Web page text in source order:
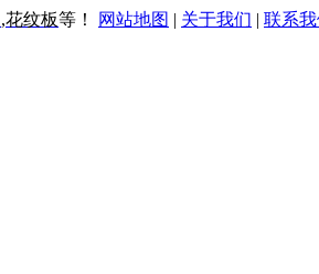
,花纹板等！ 网站地图 | 关于我们 | 联系